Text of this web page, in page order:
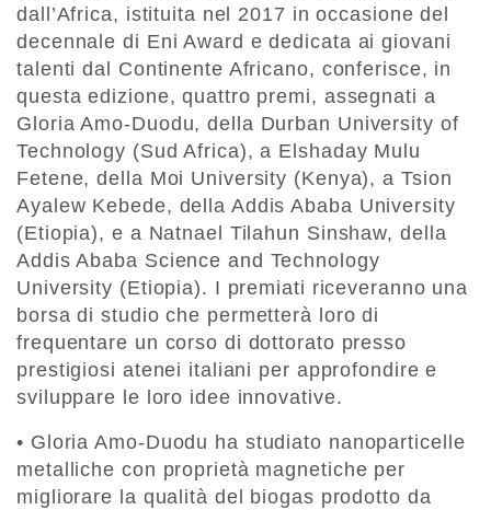
dall’Africa, istituita nel 2017 in occasione del
decennale di Eni Award e dedicata ai giovani
talenti dal Continente Africano, conferisce, in
questa edizione, quattro premi, assegnati a
Gloria Amo-Duodu, della Durban University of
Technology (Sud Africa), a Elshaday Mulu
Fetene, della Moi University (Kenya), a Tsion
Ayalew Kebede, della Addis Ababa University
(Etiopia), e a Natnael Tilahun Sinshaw, della
Addis Ababa Science and Technology
University (Etiopia). I premiati riceveranno una
borsa di studio che permetterà loro di
frequentare un corso di dottorato presso
prestigiosi atenei italiani per approfondire e
sviluppare le loro idee innovative.
• Gloria Amo-Duodu ha studiato nanoparticelle
metalliche con proprietà magnetiche per
migliorare la qualità del biogas prodotto da